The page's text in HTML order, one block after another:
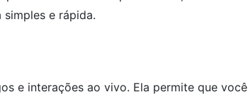
e rápida.
e interações ao vivo. Ela permite que você